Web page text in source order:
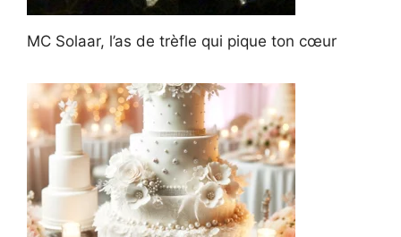
MC Solaar, l’as de trèfle qui pique ton cœur